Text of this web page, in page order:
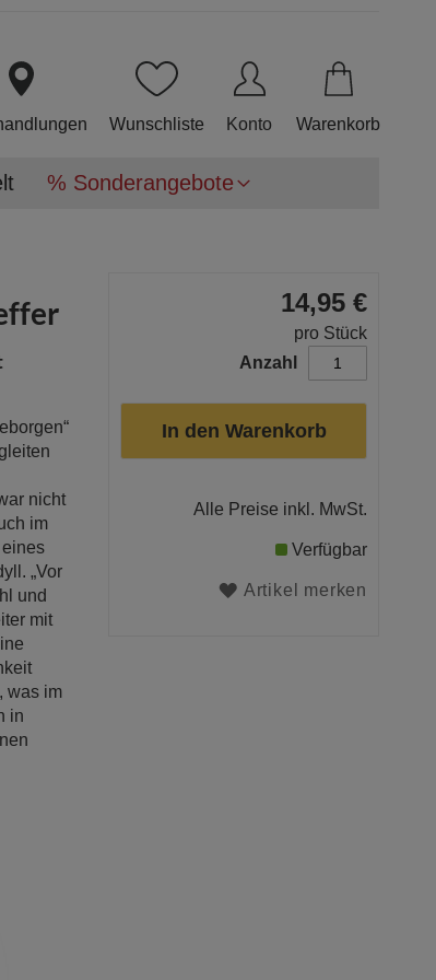
Wunschliste Konto Warenkorb
% Sonderangebote
nicht
im
„Vor
und
mit
was im
in
14,95 €
pro Stück
Anzahl
In den Warenkorb
Alle Preise inkl. MwSt.
Verfügbar
Artikel merken